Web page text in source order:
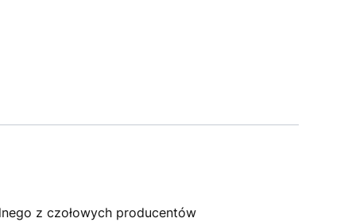
z czołowych producentów